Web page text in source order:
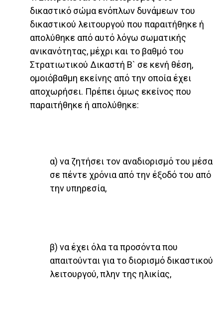
δικαστικό σώμα ενόπλων δυνάμεων του
δικαστικού λειτουργού που παραιτήθηκε ή
απολύθηκε από αυτό λόγω σωματικής
ανικανότητας, μέχρι και το βαθμό του
Στρατιωτικού Δικαστή Β` σε κενή θέση,
ομοιόβαθμη εκείνης από την οποία έχει
αποχωρήσει. Πρέπει όμως εκείνος που
παραιτήθηκε ή απολύθηκε:
α) να ζητήσει τον αναδιορισμό του μέσα
σε πέντε χρόνια από την έξοδό του από
την υπηρεσία,
β) να έχει όλα τα προσόντα που
απαιτούνται για το διορισμό δικαστικού
λειτουργού, πλην της ηλικίας,